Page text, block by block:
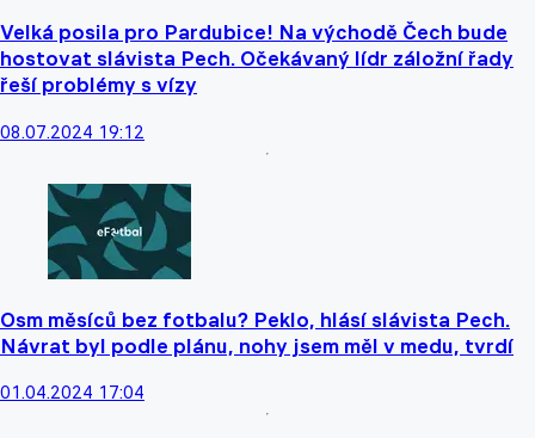
Velká posila pro Pardubice! Na východě Čech bude
hostovat slávista Pech. Očekávaný lídr záložní řady
řeší problémy s vízy
08.07.2024 19:12
Osm měsíců bez fotbalu? Peklo, hlásí slávista Pech.
Návrat byl podle plánu, nohy jsem měl v medu, tvrdí
01.04.2024 17:04